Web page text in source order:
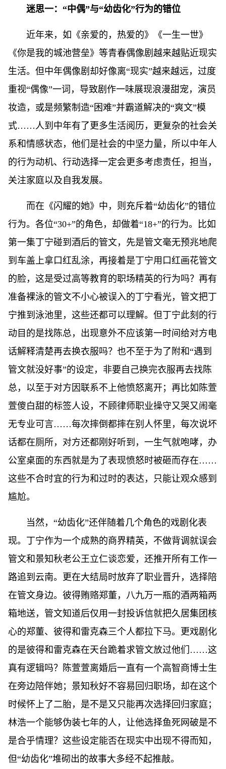
迷思一：“中偶”与“幼齿化”行为的错位
近年来，如《亲爱的，热爱的》《一生一世》
《你是我的城池营垒》等青春偶像剧越来越贴近现实
生活。但中年偶像剧却好像离“现实”越来越远，过度
重视“偶像”一词，导致剧作一味展现浪漫甜宠，演员
妆造，或是频繁制造“困难”并霸道解决的“爽文”模
式……人到中年有了更多生活阅历，更复杂的社会关
系和情感状态，他们是社会的中坚力量，所以中年人
的行为动机、行动选择一定会更多考虑责任，担当，
关注家庭以及自我发展。
而在《闪耀的她》中，则充斥着“幼齿化”的错位
行为。各位“30+”的角色，却做着“18+”的行为。比如
第一集丁宁碰到酒后的管文，先是管文毫无预兆地爬
到车盖上拿口红乱涂，再接着是丁宁用口红画花管文
的脸，这是受过高等教育的职场精英的行为吗？再有
准备裸泳的管文不小心被误入的丁宁看光，管文把丁
宁推到泳池里，这些还都可以理解。但丁宁此刻的行
动目的是找陈总，出现意外不应该第一时间给对方电
话解释清楚再去换衣服吗？也不至于为了附和“遇到
管文就没好事”的设定，非要自己换完衣服再去找陈
总，以至于对方因联系不上他愤怒离开；再比如陈萱
萱傻白甜的标签人设，不顾律师职业操守又哭又闹毫
无专业可言……每次摔倒都摔在别人怀里，每次说坏
话都在厕所，对方还都刚好听到，一生气就咆哮，办
公室桌面的东西就是为了表现愤怒时被砸而存在……
这些不合时宜的行为和过时的表达，只能让观众感到
尴尬。
当然，“幼齿化”还伴随着几个角色的戏剧化表
现。丁宁作为一个成熟的商界精英，不做背调就误会
管文和景知秋老公王立仁谈恋爱，还推开所有工作一
路追到云南。更在大结局时放弃了职业晋升，选择陪
在管文身边。彼得贿赂郑董，八九万一瓶的酒两箱两
箱地送，管文知道后仅用一封投诉信就把久居集团核
心的郑董、彼得和雷克森三个人都拉下马。更戏剧化
的是彼得和雷克森在天台跪着求管文放过他们……这
真有逻辑吗？陈萱萱离婚后一直有一个高智商博士生
在旁边陪伴她；景知秋好不容易回归职场，却在这个
时候怀上了二胎，是不是又只能再次选择回归家庭；
林浩一个能够伪装七年的人，让他选择鱼死网破是不
是合乎情理？这些设定能否在现实中出现不得而知，
但“幼齿化”堆砌出的故事大多经不起推敲。